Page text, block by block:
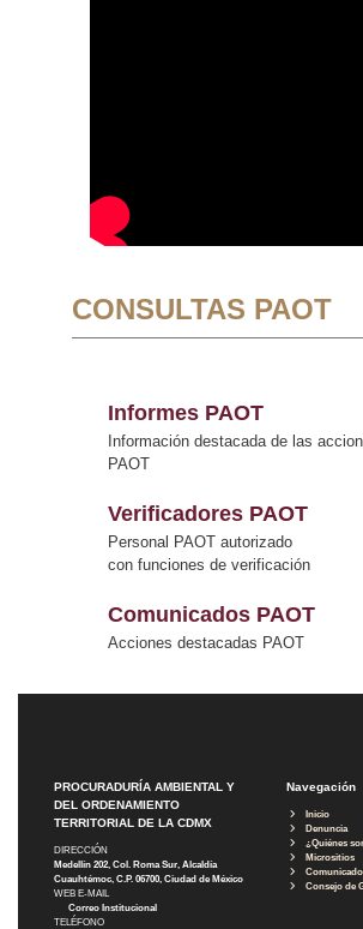
CONSULTAS PAOT
Informes PAOT
Información destacada de las
PAOT
Verificadores PAOT
Personal PAOT autorizado
con funciones de verificación
Comunicados PAOT
Acciones destacadas PAOT
PROCURADURÍA AMBIENTAL Y
DEL ORDENAMIENTO
TERRITORIAL DE LA CDMX
DIRECCIÓN
Medellín 202, Col. Roma Sur, Alcaldía
Cuauhtémoc, C.P. 06700, Ciudad de México
WEB E-MAIL
Correo Institucional
TELÉFONO
Navegación
Inicio
Denuncia
¿Quiénes
Micrositios
Consejo de